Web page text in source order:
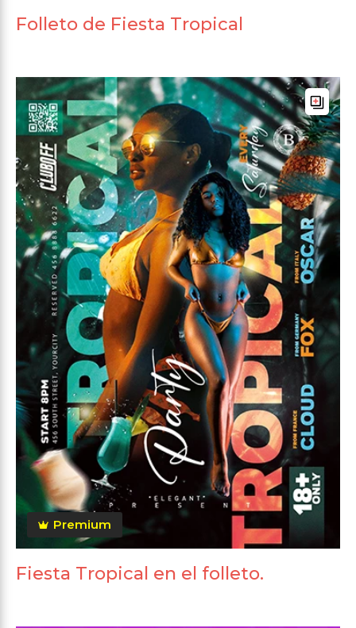
Folleto de Fiesta Tropical
Premium
Fiesta Tropical en el folleto.